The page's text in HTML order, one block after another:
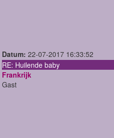
Datum: 22-07-2017 16:33:52
RE: Huilende baby
Frankrijk
Gast